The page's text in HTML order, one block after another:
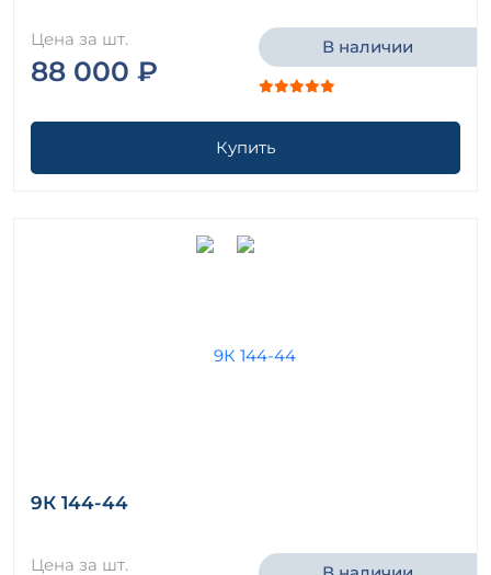
Цена за шт.
88 000 ₽
В наличии
Купить
9К 144-44
Цена за шт.